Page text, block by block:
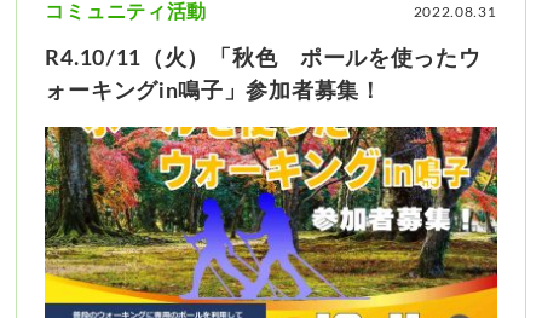
2022.08.31
コミュニティ活動
R4.10/11（火）「秋色 ポールを使ったウ
ォーキングin鳴子」参加者募集！